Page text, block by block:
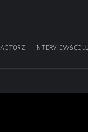
ACTORZ